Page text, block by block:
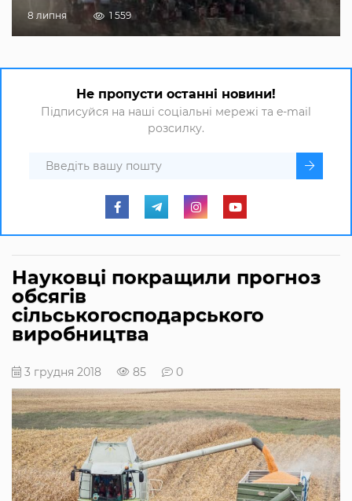
8 липня 1 559
Не пропусти останні новини!
Підписуйся на наші соціальні мережі та e-mail
розсилку.
Науковці покращили прогноз
обсягів
сільськогосподарського
виробництва
3 грудня 2018 85 0